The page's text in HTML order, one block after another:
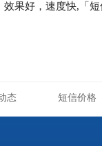
果好，速度快,「
态 短信价格